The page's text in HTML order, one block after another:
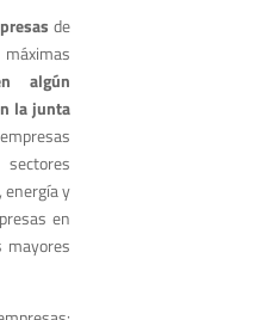
de
algún
la junta
y
en
mayores